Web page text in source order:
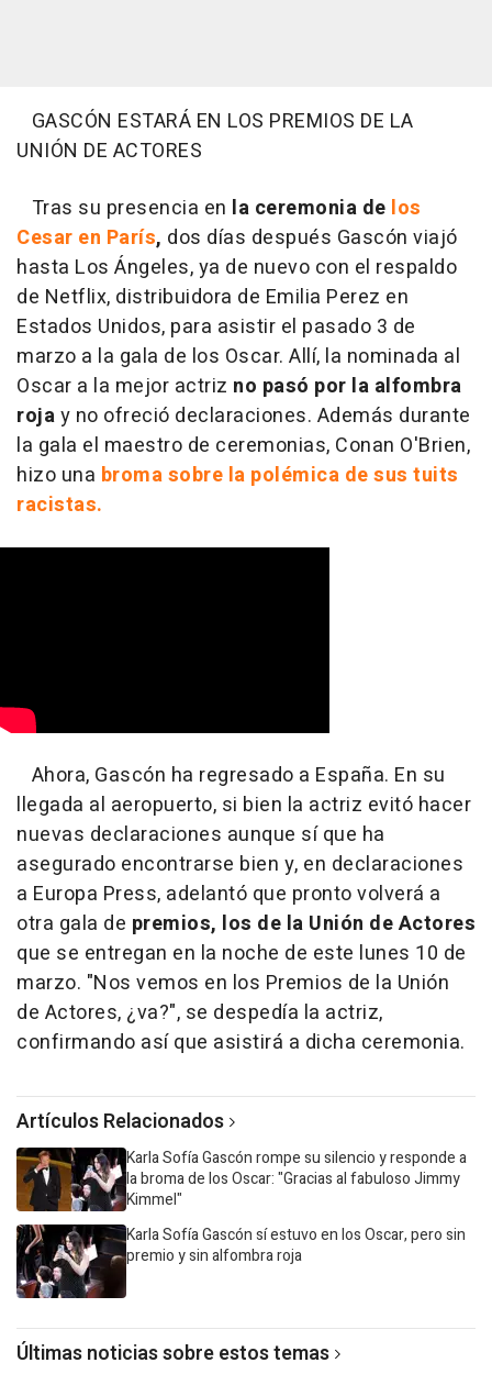
GASCÓN ESTARÁ EN LOS PREMIOS DE LA
UNIÓN DE ACTORES
Tras su presencia en la ceremonia de los
Cesar en París, dos días después Gascón viajó
hasta Los Ángeles, ya de nuevo con el respaldo
de Netflix, distribuidora de Emilia Perez en
Estados Unidos, para asistir el pasado 3 de
marzo a la gala de los Oscar. Allí, la nominada al
Oscar a la mejor actriz no pasó por la alfombra
rojay no ofreció declaraciones. Además durante
la gala el maestro de ceremonias, Conan O'Brien,
hizo una broma sobre la polémica de sus tuits
racistas.
Ahora, Gascón ha regresado a España. En su
llegada al aeropuerto, si bien la actriz evitó hacer
nuevas declaraciones aunque sí que ha
asegurado encontrarse bien y, en declaraciones
a Europa Press, adelantó que pronto volverá a
otra gala de premios, los de la Unión de Actores
que se entregan en la noche de este lunes 10 de
marzo. "Nos vemos en los Premios de la Unión
de Actores, ¿va?", se despedía la actriz,
confirmando así que asistirá a dicha ceremonia.
Artículos Relacionados
Karla Sofía Gascón rompe su silencio y responde a
la broma de los Oscar: "Gracias al fabuloso Jimmy
Kimmel"
Karla Sofía Gascón sí estuvo en los Oscar, pero sin
premio y sin alfombra roja
Últimas noticias sobre estos temas